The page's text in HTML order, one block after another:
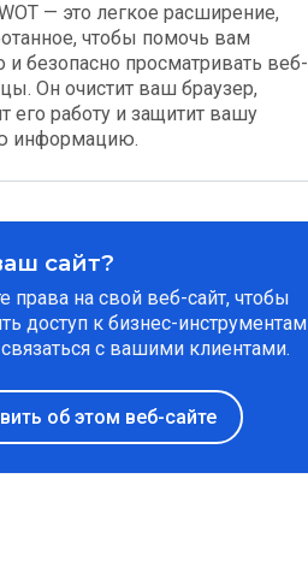
— это легкое расширение,
чтобы помочь вам
и безопасно просматривать веб-
Он очистит ваш браузер,
его работу и защитит вашу
информацию.
сайт?
права на свой веб-сайт, чтобы
доступ к бизнес-инструментам
с вашими клиентами.
об этом веб-сайте